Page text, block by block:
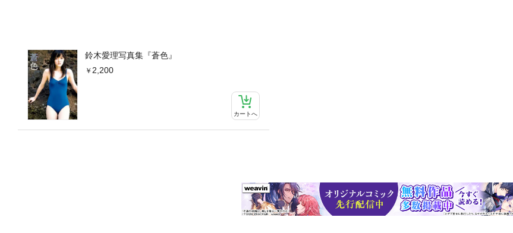
鈴木愛理写真集『蒼色』
2,200
カートへ